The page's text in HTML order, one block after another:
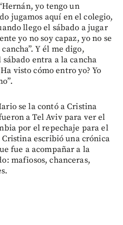
yo tengo un
jugamos aquí en el colegio,
llego el sábado a jugar
yo no soy capaz, yo no se
Y él me digo,
sábado entra a la cancha
visto cómo entro yo? Yo
se la contó a Cristina
a Tel Aviv para ver el
por el repechaje para el
escribió una crónica
fue a acompañar a la
mafiosos, chanceras,